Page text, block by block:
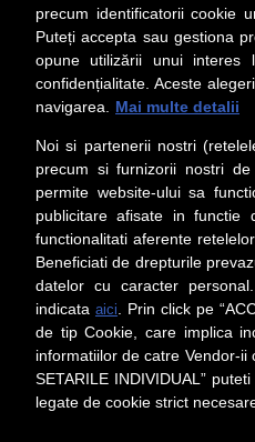
Social
Setări cookies
Preluarea fără cost a
ul/hyperlink-ul
precum identificatorii cookie
Puteți accepta sau gestiona
opune utilizării unui
confidențialitate. Aceste
navigarea.
Mai multe detalii
Noi si partenerii nostri
precum si furnizorii nostri
permite website-ului sa
publicitare afisate in
functionalitati aferente
Beneficiati de drepturile
datelor cu caracter
indicata aici. Prin click pe
de tip Cookie, care implica
informatiilor de catre Vendor-ii
SETARILE INDIVIDUAL”
legate de cookie strict